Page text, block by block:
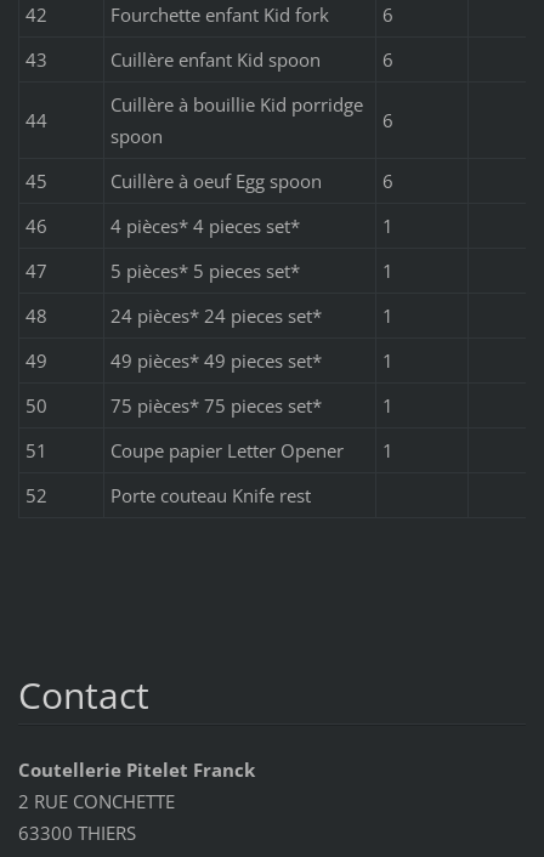
42
Fourchette enfant Kid fork
6
43
Cuillère enfant Kid spoon 6
44
Cuillère à bouillie Kid porridge
spoon
6
45 Cuillère à oeuf Egg spoon
6
46
4 pièces* 4 pieces set*
1
47
5 pièces* 5 pieces set*
1
48
24 pièces* 24 pieces set*
1
49
49 pièces* 49 pieces set*
1
50
75 pièces* 75 pieces set*
1
51
Coupe papier Letter Opener
1
52
Porte couteau Knife rest
Contact
Coutellerie Pitelet Franck
2 RUE CONCHETTE
63300 THIERS